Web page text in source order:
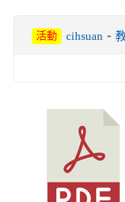
活動 cihsuan-